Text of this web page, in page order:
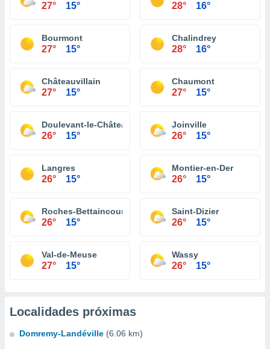
27° 15° 28° 16°
Bourmont
27° 15°
Chalindrey
28° 16°
Châteauvillain
27° 15°
Chaumont
27° 15°
Doulevant-le-Château
26° 15°
Joinville
26° 15°
Langres
26° 15°
Montier-en-Der
26° 15°
Roches-Bettaincourt
26° 15°
Saint-Dizier
26° 15°
Val-de-Meuse
27° 15°
Wassy
26° 15°
Localidades próximas
Domremy-Landéville (6.06 km)